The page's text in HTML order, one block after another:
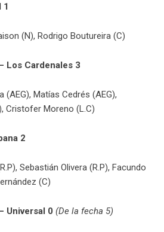
1
(N), Rodrigo Boutureira (C)
Los Cardenales 3
(AEG), Matías Cedrés (AEG),
Cristofer Moreno (L.C)
2
Sebastián Olivera (R.P), Facundo
(C)
Universal 0 (De la fecha 5)